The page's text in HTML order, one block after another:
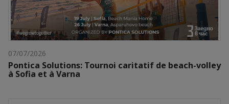
07/07/2026
Pontica Solutions: Tournoi caritatif de beach-volley
à Sofia et à Varna